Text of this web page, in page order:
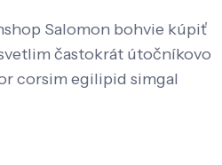
Salomon bohvie kúpiť
častokrát útočníkovo
corsim egilipid simgal